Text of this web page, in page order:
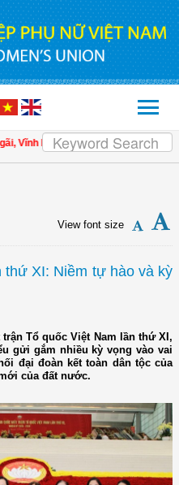
Long sơ kết công tác Hội và phong
View font size
XI: Niềm tự hào và kỳ
Tổ quốc Việt Nam lần thứ XI,
gửi gắm nhiều kỳ vọng vào vai
đại đoàn kết toàn dân tộc của
của đất nước.